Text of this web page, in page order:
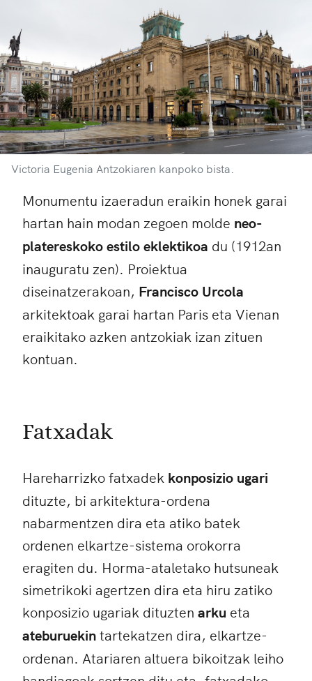
Victoria Eugenia Antzokiaren kanpoko bista.
Monumentu izaeradun eraikin honek garai
hartan hain modan zegoen molde neo-
platereskoko estilo eklektikoa du (1912an
inauguratu zen). Proiektua
diseinatzerakoan, Francisco Urcola
arkitektoak garai hartan Paris eta Vienan
eraikitako azken antzokiak izan zituen
kontuan.
Fatxadak
Hareharrizko fatxadek konposizio ugari
dituzte, bi arkitektura-ordena
nabarmentzen dira eta atiko batek
ordenen elkartze-sistema orokorra
eragiten du. Horma-ataletako hutsuneak
simetrikoki agertzen dira eta hiru zatiko
konposizio ugariak dituzten arku eta
ateburuekintartekatzen dira, elkartze-
ordenan. Atariaren altuera bikoitzak leiho